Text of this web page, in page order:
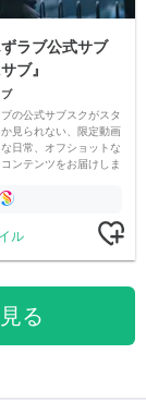
ラブ公式サブ
ブ』
の公式サブスクがスタ
見られない、限定動画
日常、オフショットな
ンテンツをお届けしま
ル
る